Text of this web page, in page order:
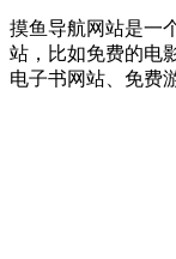
摸鱼导航网站是一
站，比如免费的电
电子书网站、免费